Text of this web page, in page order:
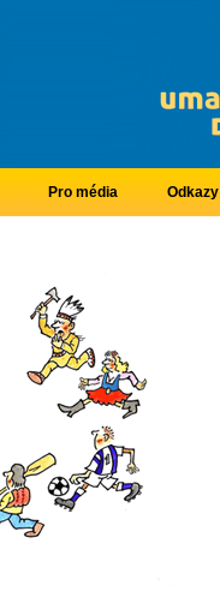
Pro média Odkazy